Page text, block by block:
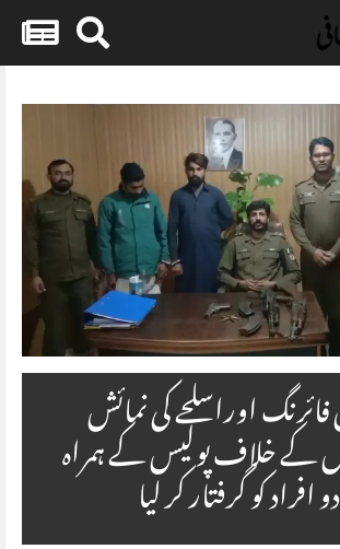
اوراسلحے کی نمائش
کے خلاف پولیس کے ہمراہ
افراد کو گرفتار کر لیا